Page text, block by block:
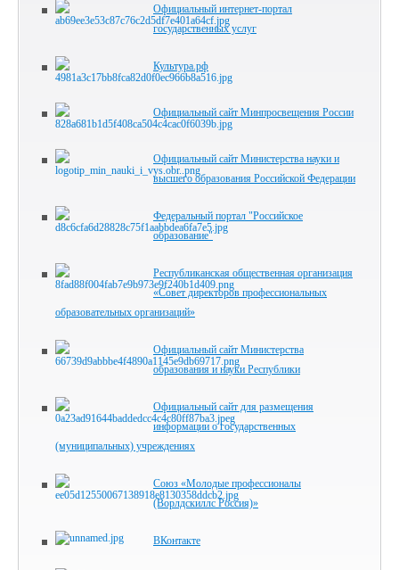
Официальный интернет-портал
государственных услуг
Культура.рф
Официальный сайт Минпросвещения России
Официальный сайт Министерства науки и
высшего образования Российской Федерации
Федеральный портал "Российское
образование"
Республиканская общественная организация
«Совет директоров профессиональных
образовательных организаций»
Официальный сайт Министерства
образования и науки Республики
Официальный сайт для размещения
информации о государственных
(муниципальных) учреждениях
Союз «Молодые профессионалы
(Ворлдскиллс Россия)»
ВКонтакте